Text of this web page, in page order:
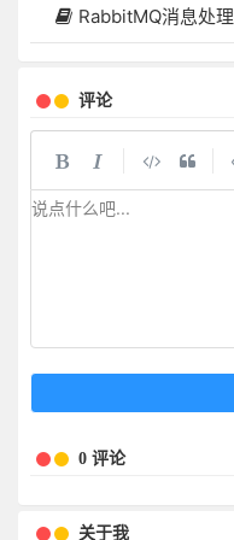
RabbitMQ消息处理
评论
说点什么吧...
0 评论
关于我